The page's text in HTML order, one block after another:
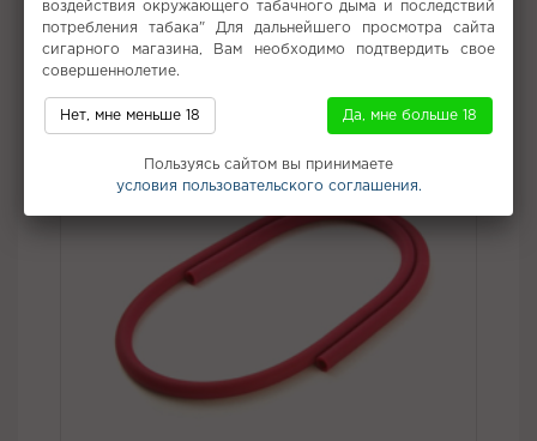
Не забудьте купить
воздействия окружающего табачного дыма и последствий
потребления табака" Для дальнейшего просмотра сайта
сигарного магазина, Вам необходимо подтвердить свое
совершеннолетие.
Нет, мне меньше 18 Да, мне больше 18
Пользуясь сайтом вы принимаете
условия пользовательского соглашения.